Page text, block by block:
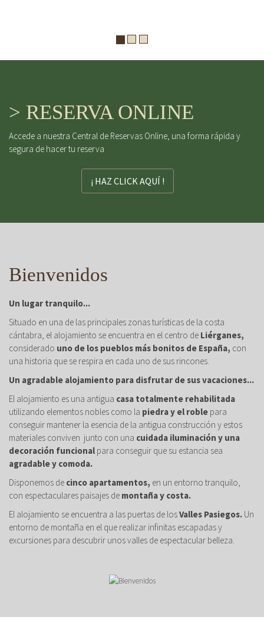
> RESERVA ONLINE
Accede a nuestra Central de Reservas Online, una forma rápida y
segura de hacer tu reserva
¡ HAZ CLICK AQUÍ !
Bienvenidos
Un lugar tranquilo...
Situado en una de las principales zonas turísticas de la costa
cántabra, el alojamiento se encuentra en el centro de Liérganes,
considerado uno de los pueblos más bonitos de España, con
una historia que se respira en cada uno de sus rincones.
Un agradable alojamiento para disfrutar de sus vacaciones...
El alojamiento es una antigua casa totalmente rehabilitada
utilizando elementos nobles como la piedra y el roble para
conseguir mantener la esencia de la antigua construcción y estos
materiales conviven junto con una cuidada iluminación y una
decoración funcional para conseguir que su estancia sea
agradable y comoda.
Disponemos de cinco apartamentos, en un entorno tranquilo,
con espectaculares paisajes de montaña y costa.
El alojamiento se encuentra a las puertas de losValles Pasiegos. Un
entorno de montaña en el que realizar infinitas escapadas y
excursiones para descubrir unos valles de espectacular belleza.